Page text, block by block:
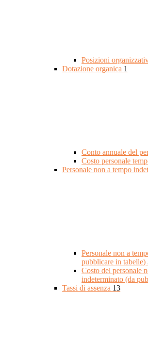
Posizioni
Dotazione organica 1
Conto annuale del
Costo personale
Personale non a tempo
Personale non a
pubblicare in tabelle)
Costo del personale
indeterminato (da
Tassi di assenza 13